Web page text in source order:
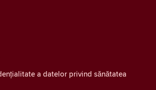
a datelor privind sănătatea